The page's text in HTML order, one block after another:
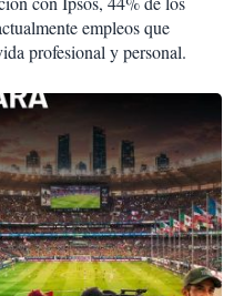
empleos que
profesional y personal.